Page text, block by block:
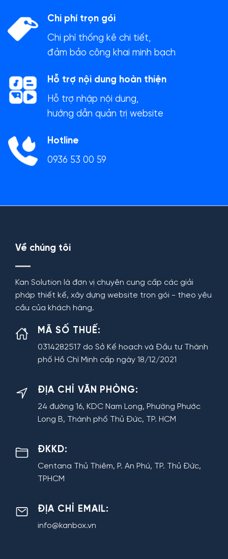
Chi phí trọn gói
Chi phí thống kê chi tiết,
đảm bảo công khai minh bạch
Hỗ trợ nội dung hoàn thiện
Hỗ trợ nhập nội dung,
hướng dẫn quản trị website
Hotline
0936 53 00 59
Về chúng tôi
Kan Solution là đơn vị chuyên cung cấp các giải
pháp thiết kế, xây dựng website trọn gói - theo yêu
cầu của khách hàng.
MÃ SỐ THUẾ:
0314282517 do Sở Kế hoạch và Đầu tư Thành
phố Hồ Chí Minh cấp ngày 18/12/2021
ĐỊA CHỈ VĂN PHÒNG:
24 đường 16, KDC Nam Long, Phường Phước
Long B, Thành phố Thủ Đức, TP. HCM
ĐKKD:
Centana Thủ Thiêm, P. An Phú, TP. Thủ Đức,
TPHCM
ĐỊA CHỈ EMAIL:
info@kanbox.vn